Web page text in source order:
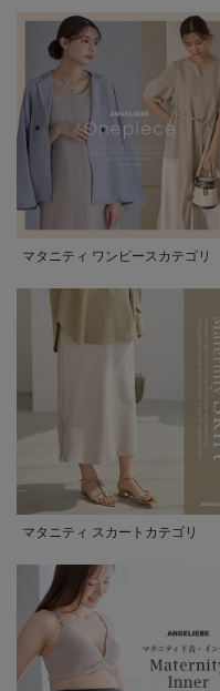
マタニティ ワンピースカテゴリ
マタニティ スカートカテゴリ